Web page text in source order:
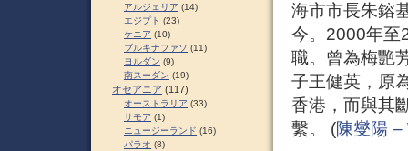
海市市長朱鎔
今。2000年至
職。曾為梅艷
子王健英，原
香港，而與其
繫。 (陳燮陽
アルジェリア (14)
エジプト (23)
ケニア (10)
ブルキナファソ (11)
ヨルダン (9)
南スーダン (19)
オセアニア (117)
オーストラリア (33)
サモア (1)
ニュージーランド (16)
パラオ (8)